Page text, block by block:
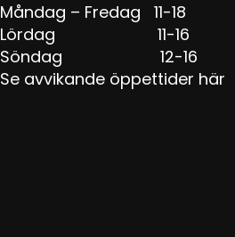
Måndag – Fredag 11-18
Lördag 11-16
Söndag 12-16
Se avvikande öppettider här